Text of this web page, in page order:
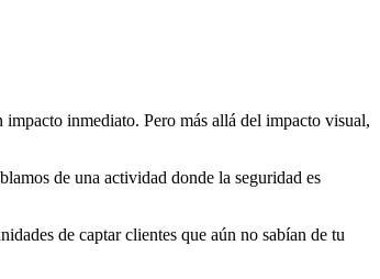
inmediato. Pero más allá del impacto visual,
de una actividad donde la seguridad es
de captar clientes que aún no sabían de tu